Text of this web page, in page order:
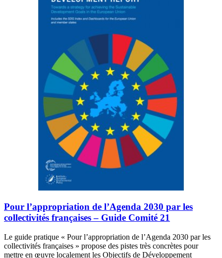
Pour l’appropriation de l’Agenda 2030 par les
collectivités françaises – Guide Comité 21
Le guide pratique « Pour l’appropriation de l’Agenda 2030 par les
collectivités françaises » propose des pistes très concrètes pour
mettre en œuvre localement les Objectifs de Développement